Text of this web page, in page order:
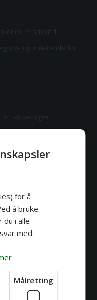
du er tatovert.
grove og irriterende for
tatoveringen.
på tatoveringen.
såpe kommer direkte i
for å
å bruke
i alle
med
Målretting